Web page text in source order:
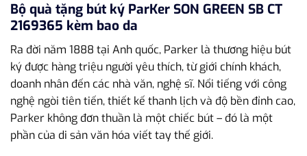
Bộ quà tặng bút ký ParKer SON GREEN SB CT
2169365 kèm bao da
Ra đời năm 1888 tại Anh quốc, Parker là thương hiệu bút
ký được hàng triệu người yêu thích, từ giới chính khách,
doanh nhân đến các nhà văn, nghệ sĩ. Nổi tiếng với công
nghệ ngòi tiên tiến, thiết kế thanh lịch và độ bền đỉnh cao,
Parker không đơn thuần là một chiếc bút – đó là một
phần của di sản văn hóa viết tay thế giới.